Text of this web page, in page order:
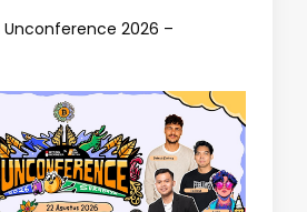
2026 –